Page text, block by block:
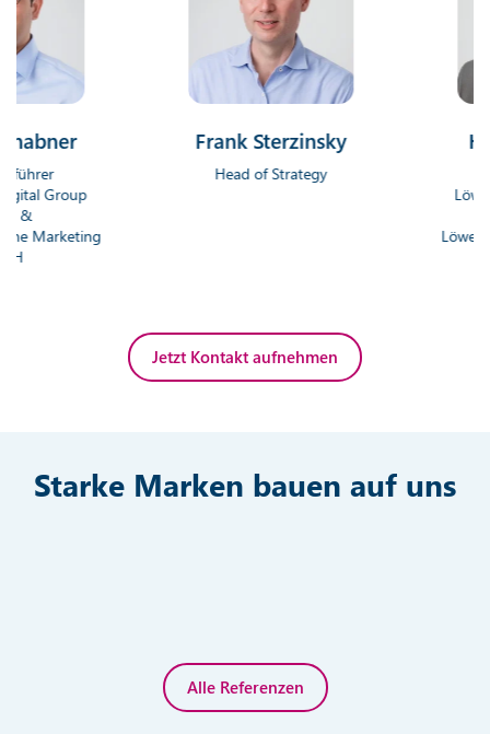
Frank Sterzinsky
Head of Strategy
Löwenstark
Jetzt Kontakt aufnehmen
Starke Marken bauen auf uns
Alle Referenzen